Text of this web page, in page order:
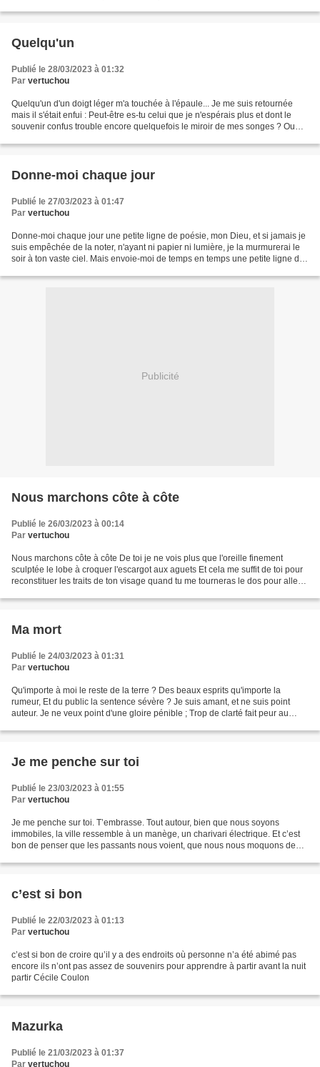
Quelqu'un
Publié le 28/03/2023 à 01:32
Par vertuchou
Quelqu'un d'un doigt léger m'a touchée à l'épaule... Je me suis retournée
mais il s'était enfui : Peut-être es-tu celui que je n'espérais plus et dont le
souvenir confus trouble encore quelquefois le miroir de mes songes ? Ou
Donne-moi chaque jour
Publié le 27/03/2023 à 01:47
Par vertuchou
Donne-moi chaque jour une petite ligne de poésie, mon Dieu, et si jamais je
suis empêchée de la noter, n'ayant ni papier ni lumière, je la murmurerai le
soir à ton vaste ciel. Mais envoie-moi de temps en temps une petite ligne de
Publicité
Nous marchons côte à côte
Publié le 26/03/2023 à 00:14
Par vertuchou
Nous marchons côte à côte De toi je ne vois plus que l'oreille finement
sculptée le lobe à croquer l'escargot aux aguets Et cela me suffit de toi pour
reconstituer les traits de ton visage quand tu me tourneras le dos pour aller
Ma mort
Publié le 24/03/2023 à 01:31
Par vertuchou
Qu'importe à moi le reste de la terre ? Des beaux esprits qu'importe la
rumeur, Et du public la sentence sévère ? Je suis amant, et ne suis point
auteur. Je ne veux point d'une gloire pénible ; Trop de clarté fait peur au
Je me penche sur toi
Publié le 23/03/2023 à 01:55
Par vertuchou
Je me penche sur toi. T’embrasse. Tout autour, bien que nous soyons
immobiles, la ville ressemble à un manège, un charivari électrique. Et c’est
bon de penser que les passants nous voient, que nous nous moquons de
c’est si bon
Publié le 22/03/2023 à 01:13
Par vertuchou
c’est si bon de croire qu’il y a des endroits où personne n’a été abimé pas
encore ils n’ont pas assez de souvenirs pour apprendre à partir avant la nuit
partir Cécile Coulon
Mazurka
Publié le 21/03/2023 à 01:37
Par vertuchou